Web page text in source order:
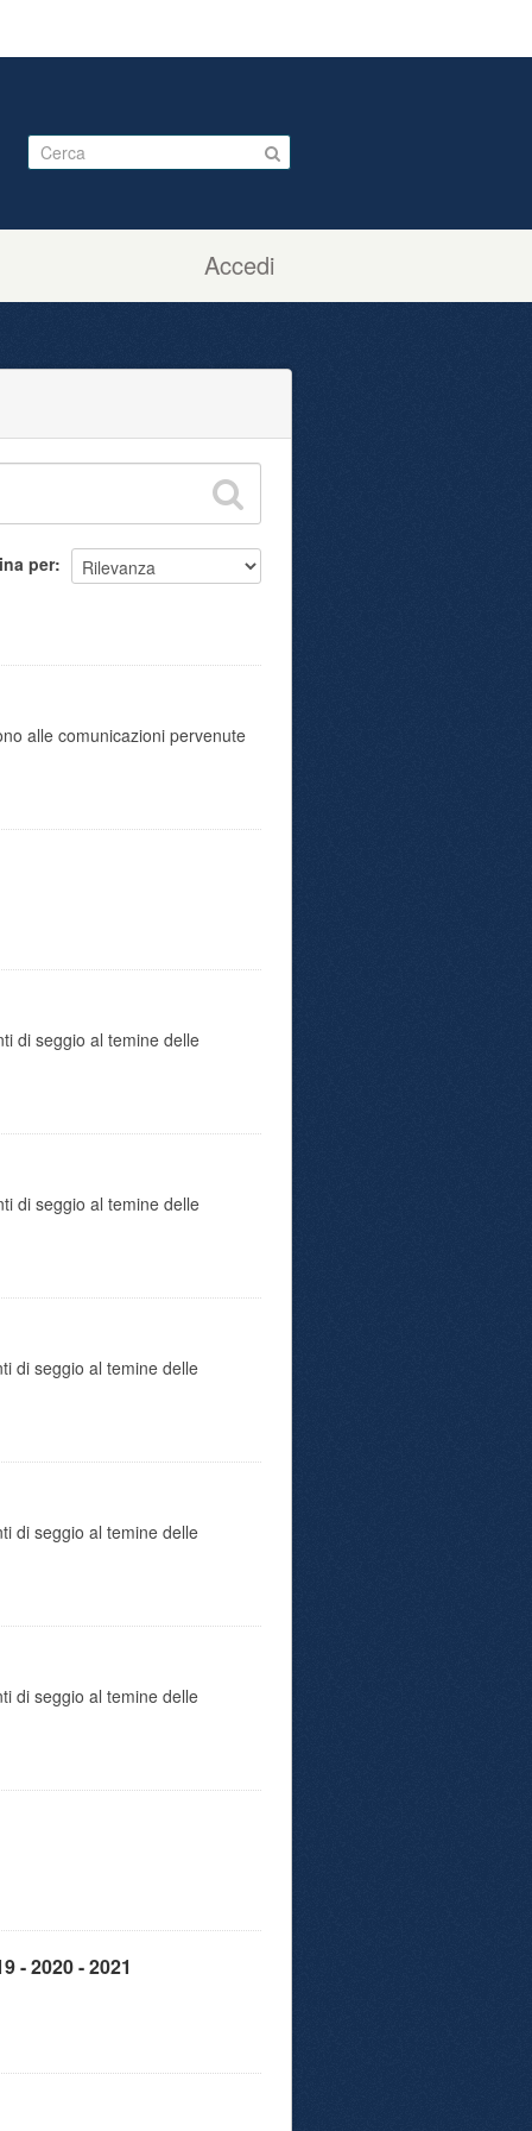
Accedi
per
alle comunicazioni pervenute
di seggio al temine delle
di seggio al temine delle
di seggio al temine delle
di seggio al temine delle
di seggio al temine delle
- 2020 - 2021